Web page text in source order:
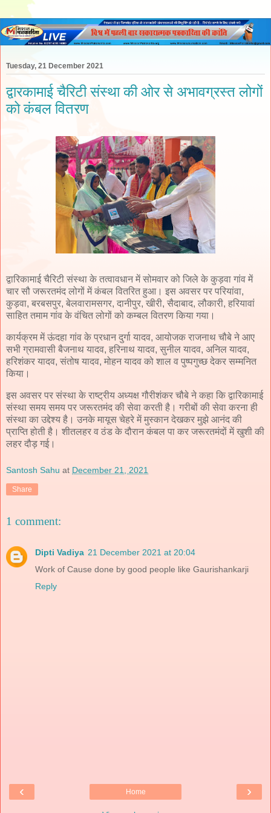
Tuesday, 21 December 2021
द्वारकामाई चैरिटी संस्था की ओर से अभावग्रस्त लोगों
को कंबल वितरण
द्वारिकामाई चैरिटी संस्था के तत्वावधान में सोमवार को जिले के कुड़वा गांव में
चार सौ जरूरतमंद लोगों में कंबल वितरित हुआ। इस अवसर पर परियांवा,
कुड़वा, बरबसपुर, बेलवारामसगर, दानीपुर, खीरी, सैदाबाद, लौकारी, हरियावां
साहित तमाम गांव के वंचित लोगों को कम्बल वितरण किया गया।
कार्यक्रम में ऊंदहा गांव के प्रधान दुर्गा यादव, आयोजक राजनाथ चौबे ने आए
सभी ग्रामवासी बैजनाथ यादव, हरिनाथ यादव, सुनील यादव, अनिल यादव,
हरिशंकर यादव, संतोष यादव, मोहन यादव को शाल व पुष्पगुच्छ देकर सम्मनित
किया।
इस अवसर पर संस्था के राष्ट्रीय अध्यक्ष गौरीशंकर चौबे ने कहा कि द्वारिकामाई
संस्था समय समय पर जरूरतमंद की सेवा करती है। गरीबों की सेवा करना ही
संस्था का उद्देश्य है। उनके मायूस चेहरे में मुस्कान देखकर मुझे आनंद की
प्राप्ति होती है। शीतलहर व ठंड के दौरान कंबल पा कर जरूरतमंदों में खुशी की
लहर दौड़ गई।
Santosh Sahu at December 21, 2021
Share
1 comment:
Dipti Vadiya 21 December 2021 at 20:04
Work of Cause done by good people like Gaurishankarji
Reply
‹ ›
Home